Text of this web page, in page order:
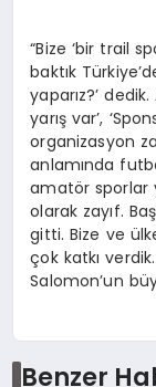
“Bize ‘bir trail
baktık
yaparız?’
yarış var’,
organizasyon
anlamında
amatör sporlar
olarak zayıf.
gitti. Bize ve
çok katkı
Salomon’un
Benzer